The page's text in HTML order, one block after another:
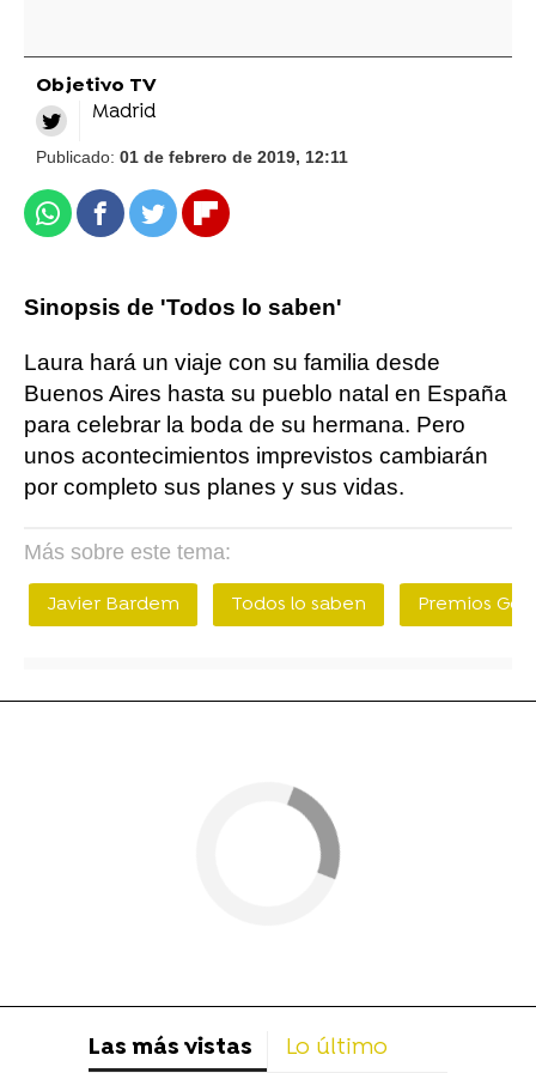
Objetivo TV
Madrid
Publicado: 01 de febrero de 2019, 12:11
WhatsappFacebook
TwitterFlipboard
Sinopsis de 'Todos lo saben'
Laura hará un viaje con su familia desde
Buenos Aires hasta su pueblo natal en España
para celebrar la boda de su hermana. Pero
unos acontecimientos imprevistos cambiarán
por completo sus planes y sus vidas.
Más sobre este tema:
Javier Bardem Todos lo saben Premios
Las más vistas Lo último